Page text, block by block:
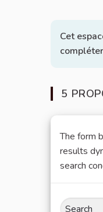
Cet
5
The form
results
search